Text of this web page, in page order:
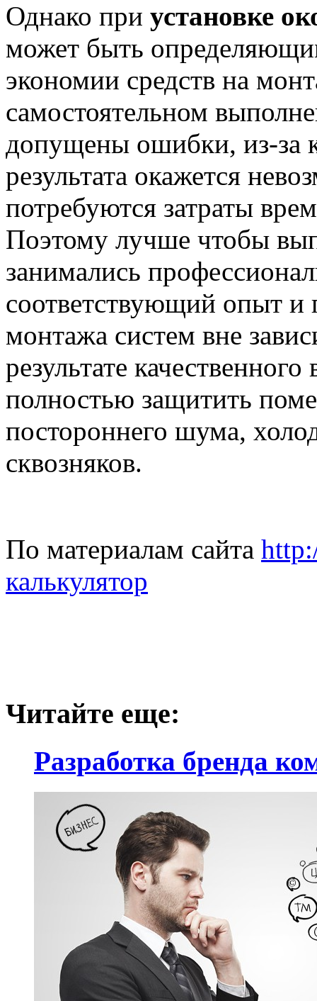
Однако при установке
может быть
экономии средств на
самостоятельном
допущены ошибки, из-за
результата окажется
потребуются затраты
Поэтому лучше чтобы
занимались
соответствующий опыт и
монтажа систем вне
результате
полностью защитить
постороннего шума,
сквозняков.
По материалам сайта
калькулятор
Читайте еще:
Разработка бренда